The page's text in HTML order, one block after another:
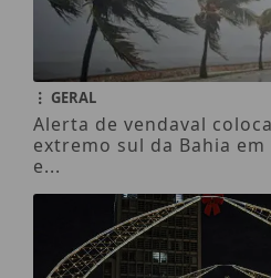
GERAL
Alerta de vendaval
extremo sul da Bahia
e...